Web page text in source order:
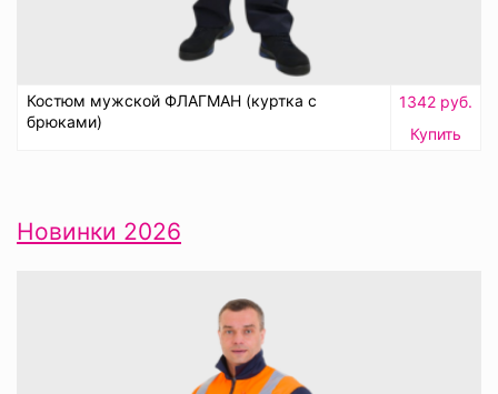
Костюм мужской ФЛАГМАН (куртка с
брюками)
1342 руб.
Купить
Новинки 2026